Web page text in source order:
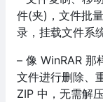
件(夹)，文件批
录，挂载文件系
– 像 WinRAR 那
文件进行删除、
ZIP 中，无需解